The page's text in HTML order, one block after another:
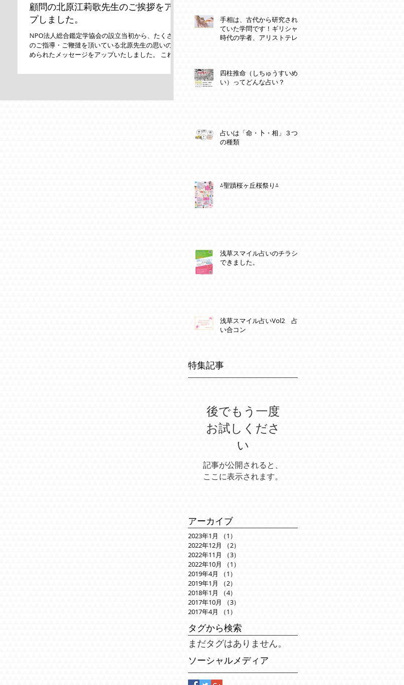
顧問の北原江莉歌先生のご挨拶をアッ
プしました。
NPO法人総合鑑定学協会の設立当初から、たくさん
のご指導・ご鞭撻を頂いている北原先生の思いの込
められたメッセージをアップいたしました。 これか
お一層の努力してまいります。 よろしくお願いいた
手相は、古代から研究され
ていた学問です！ギリシャ
時代の学者、アリストテレ
四柱推命（しちゅうすいめ
い）ってどんな占い？
占いは「命・卜・相」３つ
の種類
⁂聖蹟桜ヶ丘桜祭り⁂
浅草スマイル占いのチラシ
できました。
浅草スマイル占いVol2 占
い合コン
特集記事
後でもう一度
お試しくださ
い
記事が公開されると、
ここに表示されます。
アーカイブ
2023年1月 （1）
2022年12月
（2）
2022年11月
（3）
2022年10月
（1）
2019年4月
（1）
2019年1月
（2）
2018年1月
（4）
2017年10月
（3）
2017年4月
（1）
タグから検索
まだタグはありません。
ソーシャルメディア